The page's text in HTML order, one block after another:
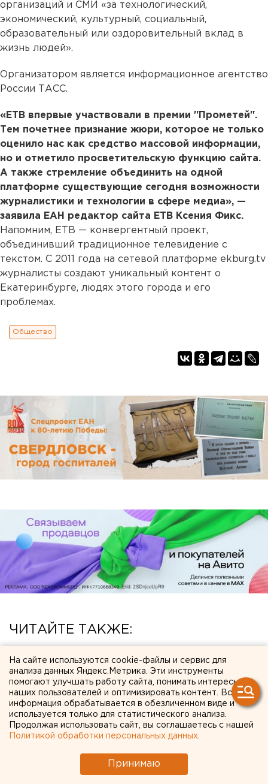
организаций и СМИ «за технологический,
экономический, культурный, социальный,
образовательный или оздоровительный вклад в
жизнь людей».
Организатором является информационное агентство
России ТАСС.
«ЕТВ впервые участвовали в премии "Прометей".
Тем почетнее признание жюри, которое не только
оценило нас как средство массовой информации,
но и отметило просветительскую функцию сайта.
А также стремление объединить на одной
платформе существующие сегодня возможности
журналистики и технологии в сфере медиа», —
заявила ЕАН редактор сайта ЕТВ Ксения Фикс.
Напомним, ЕТВ — конвергентный проект,
объединивший традиционное телевидение с
текстом. С 2011 года на сетевой платформе ekburg.tv
журналисты создают уникальный контент о
Екатеринбурге, людях этого города и его
проблемах.
Общество
ЧИТАЙТЕ ТАКЖЕ:
Арестованная свердловская чиновница
попытается выйти из СИЗО
Три человека погибли и 13 пострадали в
результате атаки ВСУ на Геленджик
Федеральные компании не могут найти в
Екатеринбурге земли под апартаменты
Под Екатеринбургом диверсанты взорвали
создателя дрона «Упырь»
На сайте используются cookie-файлы и сервис для
анализа данных Яндекс.Метрика. Эти инструменты
помогают улучшать работу сайта, понимать интересы
наших пользователей и оптимизировать контент. Вся
информация обрабатывается в обезличенном виде и
используется только для статистического анализа.
Продолжая использовать сайт, вы соглашаетесь с нашей
Политикой обработки персональных данных
Принимаю